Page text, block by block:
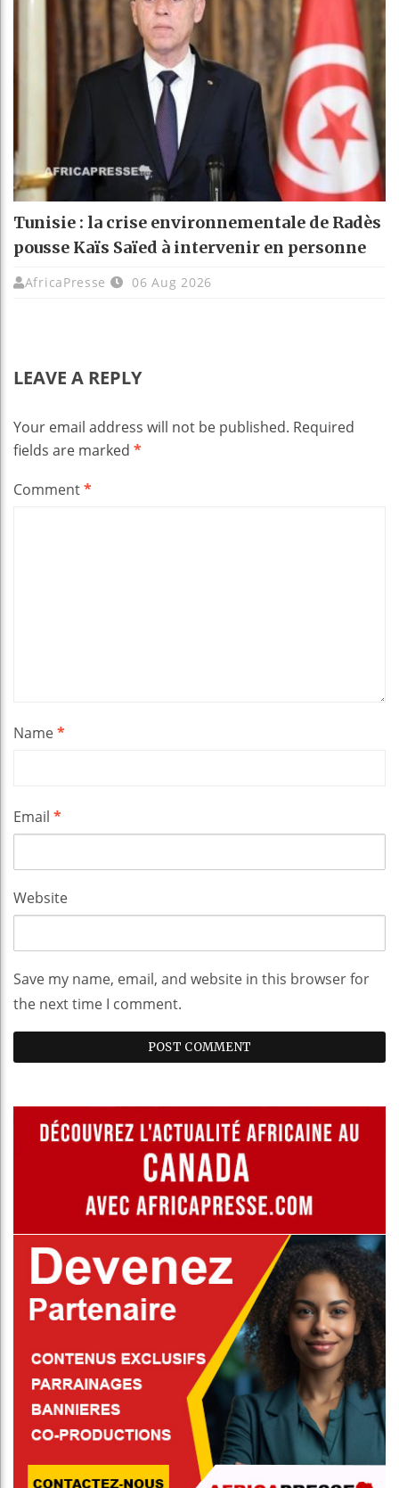
Tunisie : la crise environnementale de Radès
pousse Kaïs Saïed à intervenir en personne
AfricaPresse 06 Aug 2026
LEAVE A REPLY
Your email address will not be published. Required
fields are marked *
Comment*
Name*
Email *
Website
Save my name, email, and website in this browser for
the next time I comment.